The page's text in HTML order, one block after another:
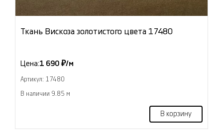
Ткань Вискоза золотистого цвета 17480
Цена:1 690 ₽/м
Артикул: 17480
В наличии 9.85 м
В корзину